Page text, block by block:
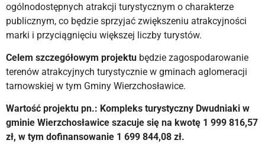
ogólnodostępnych atrakcji turystycznym o charakterze
publicznym, co będzie sprzyjać zwiększeniu atrakcyjności
marki i przyciągnięciu większej liczby turystów.
Celem szczegółowym projektu będzie zagospodarowanie
terenów atrakcyjnych turystycznie w gminach aglomeracji
tarnowskiej w tym Gminy Wierzchosławice.
Wartość projektu pn.: Kompleks turystyczny Dwudniaki w
gminie Wierzchosławice szacuje się na kwotę 1 999 816,57
zł, w tym dofinansowanie 1 699 844,08 zł.